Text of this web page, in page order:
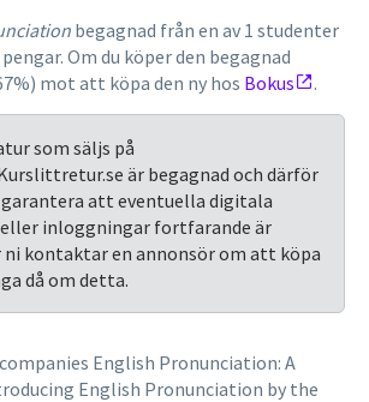
begagnad från en av 1 studenter
Om du köper den begagnad
mot att köpa den ny hos Bokus .
som säljs på
är begagnad och därför
att eventuella digitala
inloggningar fortfarande är
ni kontaktar en annonsör om att köpa
då om detta.
English Pronunciation: A
English Pronunciation by the